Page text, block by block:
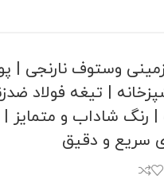
وستوف نارنجی |
| تیغه فولاد
| رنگ شاداب و متمایز |
سریع و دقیق